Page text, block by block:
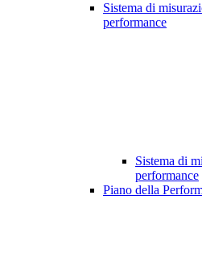
Sistema di
performance
Sistema di
performance
Piano della